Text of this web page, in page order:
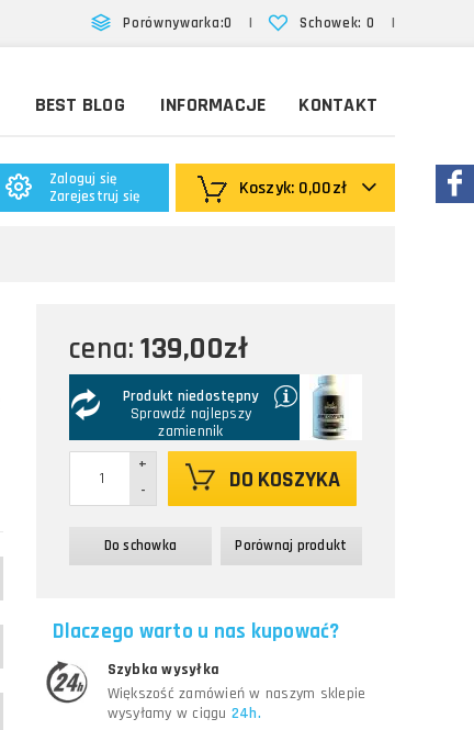
Schowek: 0 |
Porównywarka:0 |
BEST BLOG INFORMACJE KONTAKT
Koszyk: 0,00zł
Zaloguj się
Zarejestruj się
cena: 139,00zł
Produkt niedostępny
Sprawdź najlepszy
zamiennik
-
+
DO KOSZYKA
Do schowka Porównaj produkt
Dlaczego warto u nas kupować?
Szybka wysyłka
Większość zamówień w naszym sklepie
wysyłamy w ciągu 24h.